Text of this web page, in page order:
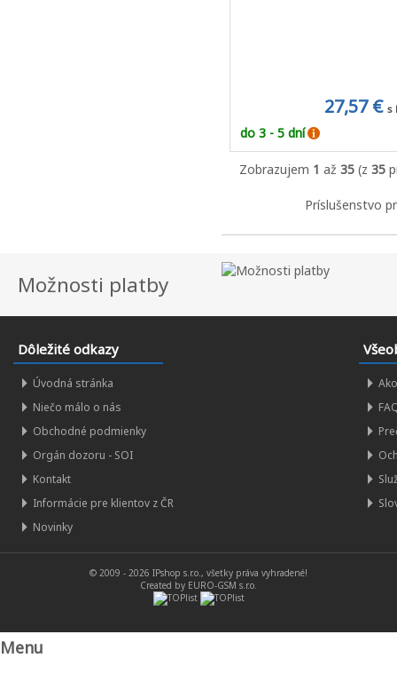
27,57 € s
do 3 - 5 dní
Zobrazujem 1 až 35 (z 35
Príslušenstvo
Možnosti platby
Dôležité odkazy
Úvodná stránka
Niečo málo o nás
Obchodné podmienky
Orgán dozoru - SOI
Kontakt
Informácie pre klientov z ČR
Novinky
© 2009 - 2026 IPshop s.r.o. , všetky práva vyhradené!
Created by EURO-GSM s.r.o.
Menu